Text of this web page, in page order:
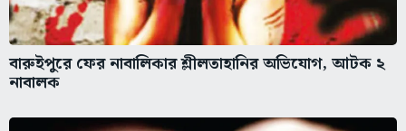
বারুইপুরে ফের নাবালিকার শ্লীলতাহানির অভিযোগ, আটক ২
নাবালক